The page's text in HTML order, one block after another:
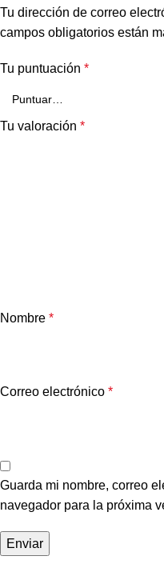
Tu dirección de correo
campos obligatorios están
Tu puntuación *
Tu valoración *
Nombre *
Correo electrónico *
Guarda mi nombre, correo
navegador para la próxima